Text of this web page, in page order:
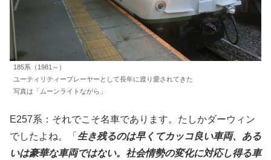
185系（1981～）
ユーティリティープレーヤーとして長年に渡り愛されてきた
写真は「ムーンライトながら」
E257系：それでこそ名車であります。たしかダーウィン
でしたよね。「 生き残るのは早くてカッコ良い車両、ある
いは豪華な車両ではない。社会情勢の変化に対応し得る車